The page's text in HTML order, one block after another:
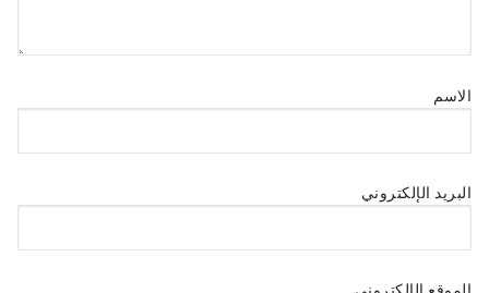
الاسم
البريد الإلكتروني